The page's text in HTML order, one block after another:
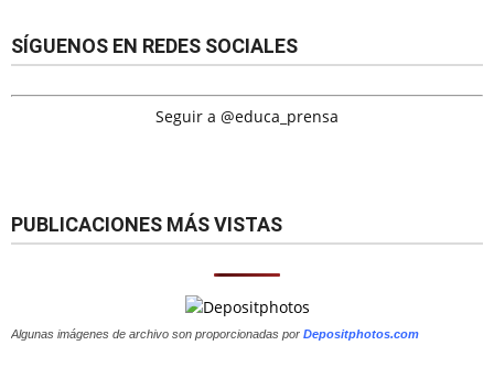
SÍGUENOS EN REDES SOCIALES
Seguir a @educa_prensa
PUBLICACIONES MÁS VISTAS
Algunas imágenes de archivo son proporcionadas por Depositphotos.com